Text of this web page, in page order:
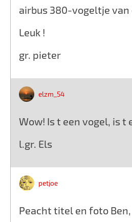
airbus 380-vogeltje van
Leuk !
gr. pieter
elzm_54
Wow! Is t een vogel, is
l.gr. Els
petjoe
Peacht titel en foto Ben,